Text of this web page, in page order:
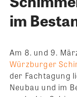
im
Am 8. und 9.
Würzburger
der Fachtagung
Neubau und im